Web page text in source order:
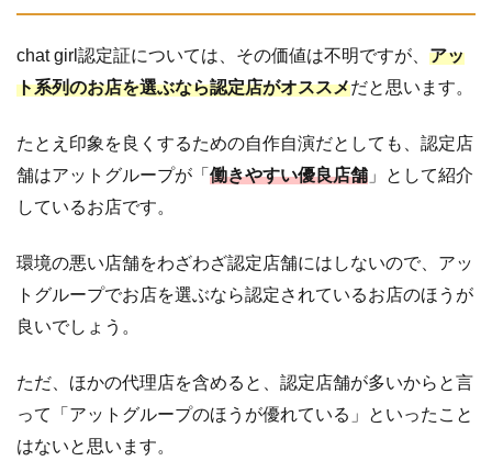
chat girl認定証については、その価値は不明ですが、 アッ
ト系列のお店を選ぶなら認定店がオススメだと思います。
たとえ印象を良くするための自作自演だとしても、認定店
舗はアットグループが「 働きやすい優良店舗 」として紹介
しているお店です。
環境の悪い店舗をわざわざ認定店舗にはしないので、アッ
トグループでお店を選ぶなら認定されているお店のほうが
良いでしょう。
ただ、ほかの代理店を含めると、認定店舗が多いからと言
って「アットグループのほうが優れている」といったこと
はないと思います。